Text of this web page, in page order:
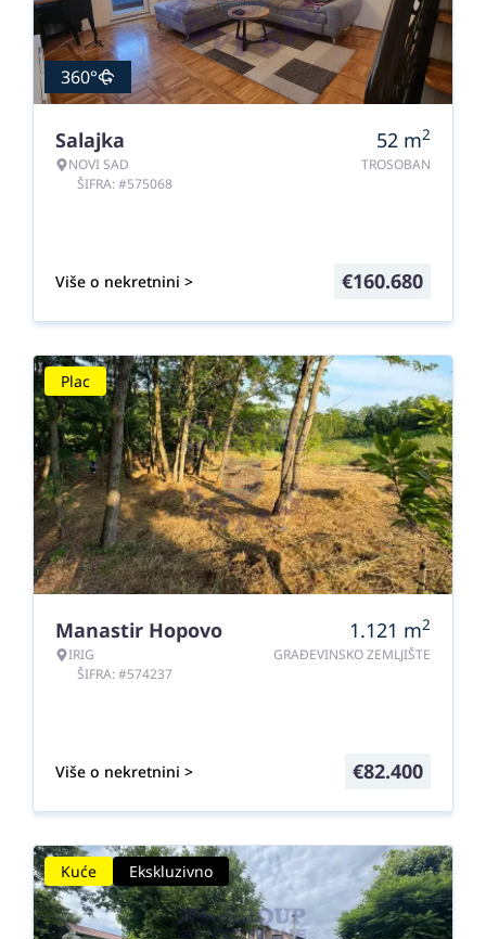
360°
Salajka
NOVI SAD
ŠIFRA: #575068
52 m2
TROSOBAN
Više o nekretnini > €160.680
Plac
Manastir Hopovo
IRIG
ŠIFRA: #574237
1.121 m2
GRAĐEVINSKO ZEMLJIŠTE
Više o nekretnini > €82.400
Kuće Ekskluzivno